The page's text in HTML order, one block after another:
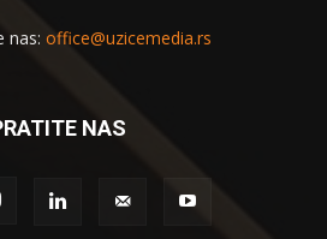
nas: office@uzicemedia.rs
NAS